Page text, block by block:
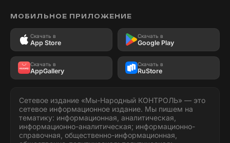
МОБИЛЬНОЕ ПРИЛОЖЕНИЕ
Скачать в
App Store
Скачать в
Google Play
Скачать в
AppGallery
Скачать в
RuStore
Сетевое издание «Мы-Народный КОНТРОЛЬ» — это
сетевое информационное издание. Мы пишем на
тематику: информационная, аналитическая,
информационно-аналитическая; информационно-
справочная, общественно-информационная,